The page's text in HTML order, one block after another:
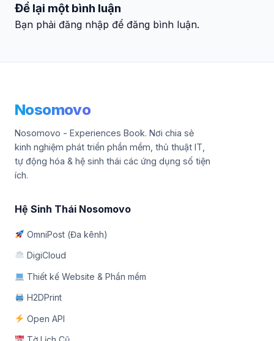
Để lại một bình luận
Bạn phải đăng nhập để đăng bình luận.
Nosomovo
Nosomovo - Experiences Book. Nơi chia sẻ
kinh nghiệm phát triển phần mềm, thủ thuật IT,
tự động hóa & hệ sinh thái các ứng dụng số tiện
ích.
Hệ Sinh Thái Nosomovo
OmniPost (Đa kênh)
DigiCloud
Thiết kế Website & Phần mềm
H2DPrint
Open API